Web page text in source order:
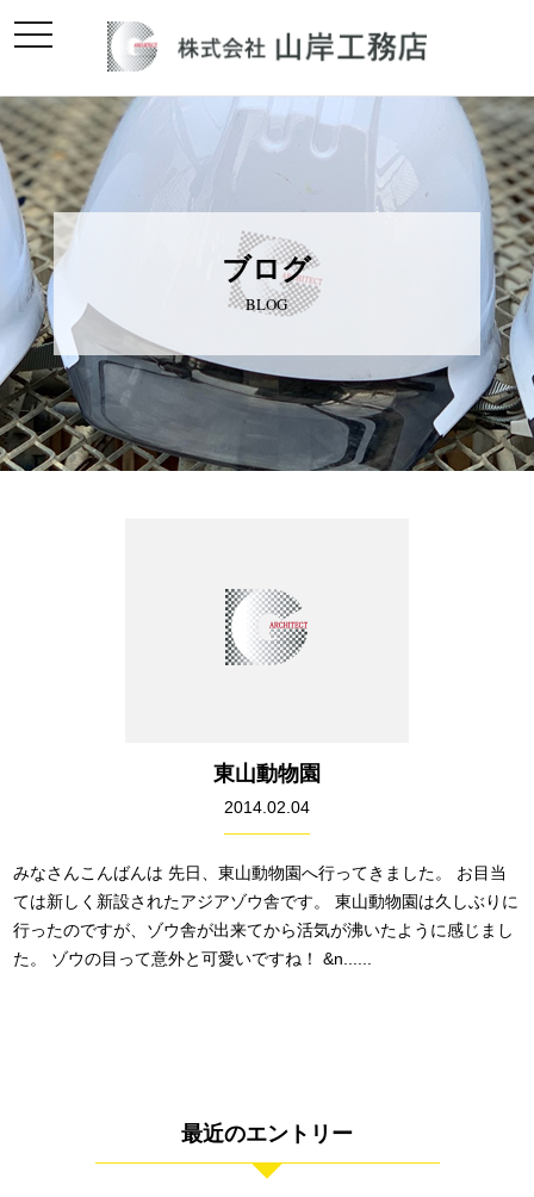
toggle
navigation
ブログ
BLOG
東山動物園
2014.02.04
みなさんこんばんは 先日、東山動物園へ行ってきました。 お目当
ては新しく新設されたアジアゾウ舎です。 東山動物園は久しぶりに
行ったのですが、ゾウ舎が出来てから活気が沸いたように感じまし
た。 ゾウの目って意外と可愛いですね！ &n......
最近のエントリー